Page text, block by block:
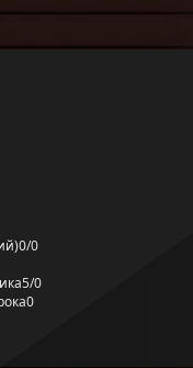
0/0
5/0
0